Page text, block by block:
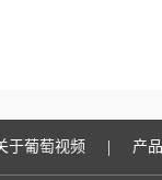
于葡萄视频 | 产